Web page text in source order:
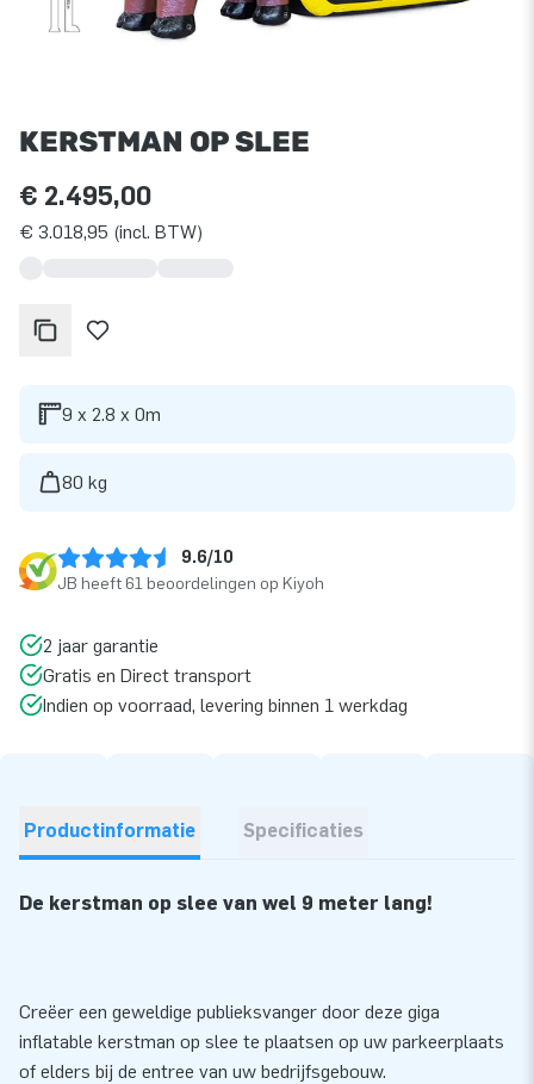
KERSTMAN OP SLEE
€ 2.495,00
€ 3.018,95 (incl. BTW)
9 x 2.8 x 0m
80 kg
9.6/10
JB heeft 61 beoordelingen op Kiyoh
2 jaar garantie
Gratis en Direct transport
Indien op voorraad, levering binnen 1 werkdag
Productinformatie Specificaties
De kerstman op slee van wel 9 meter lang!
Creëer een geweldige publieksvanger door deze giga
inflatable kerstman op slee te plaatsen op uw parkeerplaats
of elders bij de entree van uw bedrijfsgebouw.